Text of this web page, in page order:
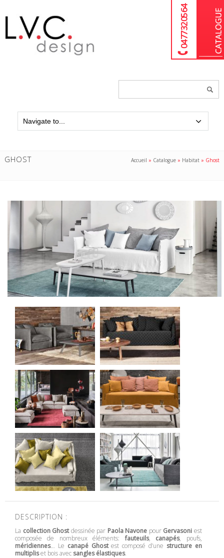
04 77 32 05 64
GHOST Accueil » Catalogue » Habitat » Ghost
DESCRIPTION :
La collection Ghostdessinée par Paola Navone pour Gervasoni est
composée de nombreux éléments:fauteuils, canapés, poufs,
méridiennes… Le canapé Ghostest composé d’une structure en
multipliset bois avec sangles élastiques.